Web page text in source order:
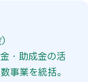
・助成金の活
事業を統括。